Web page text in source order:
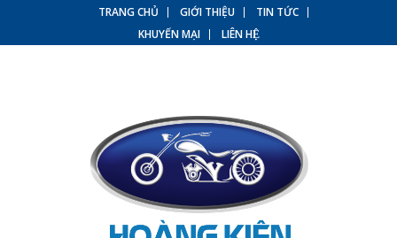
TRANG CHỦ GIỚI THIỆU
TIN TỨC
KHUYẾN MẠI
LIÊN HỆ